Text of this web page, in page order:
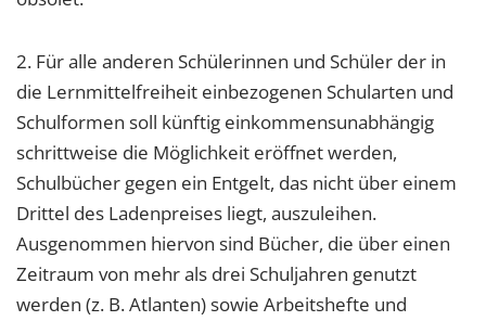
2. Für alle anderen Schülerinnen und Schüler der in
die Lernmittelfreiheit einbezogenen Schularten und
Schulformen soll künftig einkommensunabhängig
schrittweise die Möglichkeit eröffnet werden,
Schulbücher gegen ein Entgelt, das nicht über einem
Drittel des Ladenpreises liegt, auszuleihen.
Ausgenommen hiervon sind Bücher, die über einen
Zeitraum von mehr als drei Schuljahren genutzt
werden (z. B. Atlanten) sowie Arbeitshefte und